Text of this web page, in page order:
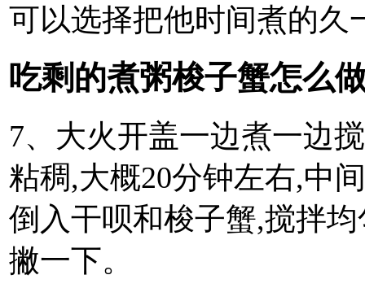
可以选择把他时间煮的久
吃剩的煮粥梭子蟹怎么
7、大火开盖一边煮一边
粘稠,大概20分钟左右,中
倒入干呗和梭子蟹,搅拌
撇一下。